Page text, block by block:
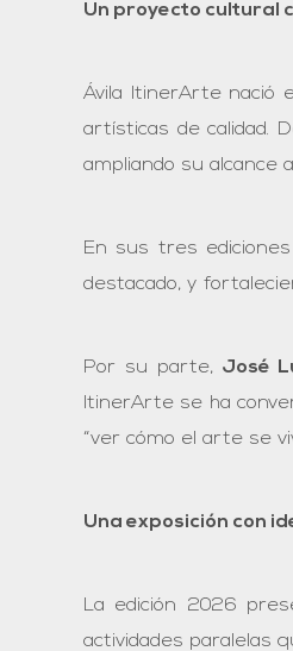
Un proyecto cultural
Ávila ItinerArte nació
artísticas de calidad.
ampliando su alcance
En sus tres
destacado, y
Por su parte, José
ItinerArte se ha
“ver cómo el arte se
Una exposición con
La edición 2026
actividades paralelas